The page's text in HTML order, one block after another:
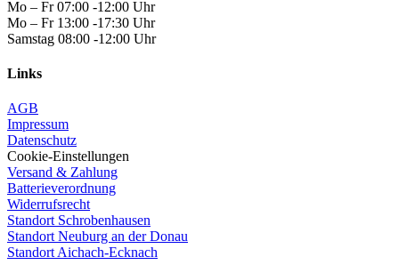
Mo – Fr 07:00 -12:00 Uhr
Mo – Fr 13:00 -17:30 Uhr
Samstag 08:00 -12:00 Uhr
Links
AGB
Impressum
Datenschutz
Cookie-Einstellungen
Versand & Zahlung
Batterieverordnung
Widerrufsrecht
Standort Schrobenhausen
Standort Neuburg an der Donau
Standort Aichach-Ecknach